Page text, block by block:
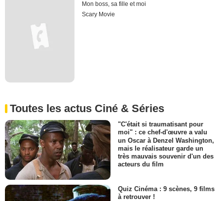
Mon boss, sa fille et moi
Scary Movie
Toutes les actus Ciné & Séries
"C'était si traumatisant pour
moi" : ce chef-d'œuvre a valu
un Oscar à Denzel Washington,
mais le réalisateur garde un
très mauvais souvenir d'un des
acteurs du film
Quiz Cinéma : 9 scènes, 9 films
à retrouver !